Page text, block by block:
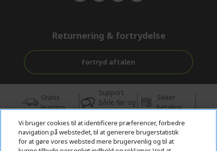
Returnering & fortrydelse
Fortryd aftalen
Gratis
levering
Support
både før og
efter købet
Sikker
betaling
© 2026 Acer Inc.
CPYou BV er autoriseret forhandler og sælger af de produkter og
Vi bruger cookies til at identificere præferencer, forbedre
navigation på webstedet, til at generere brugerstatistik
for at gøre vores websted mere brugervenlig og til at